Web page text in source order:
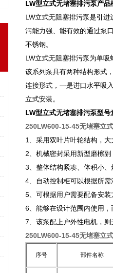
LW型立式无堵塞排污泵产品
LW立式无阻塞排污泵是引
污能力强、能有效的通过泵
不锈钢。
LW立式无阻塞排污泵为单吸
该系列泵具有两种结构形式
连接形式，一是进口水平吸
立式安装。
LW型立式无堵塞排污泵型号
250LW600-15-45无堵塞立
1、采用双叶片叶轮结构，
2、机械密封采用新型磨檫副
3、整体结构紧凑、体积小、
4、自动控制柜可以根据所
5、可根据用户需要配备安
6、能够在设计范围内使用，
7、该泵配上户外性电机，
250LW600-15-45无堵塞立
序号 部件名称